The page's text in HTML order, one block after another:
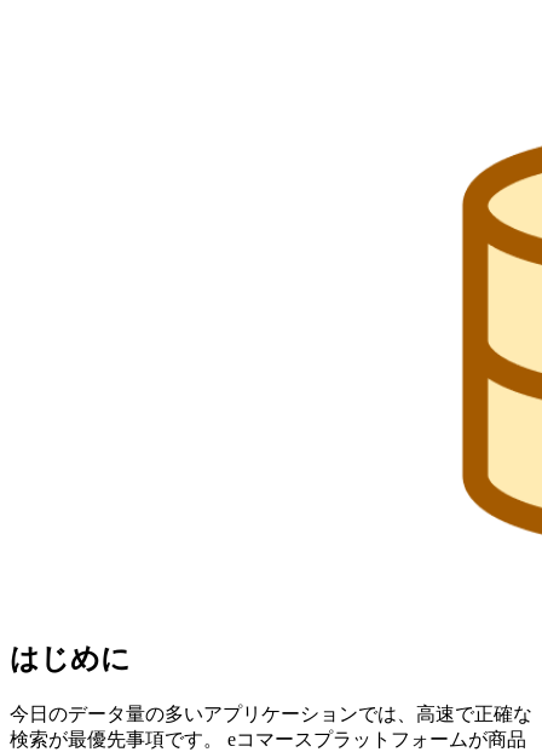
はじめに
今日のデータ量の多いアプリケーションでは、高速で正確な
検索が最優先事項です。 eコマースプラットフォームが商品